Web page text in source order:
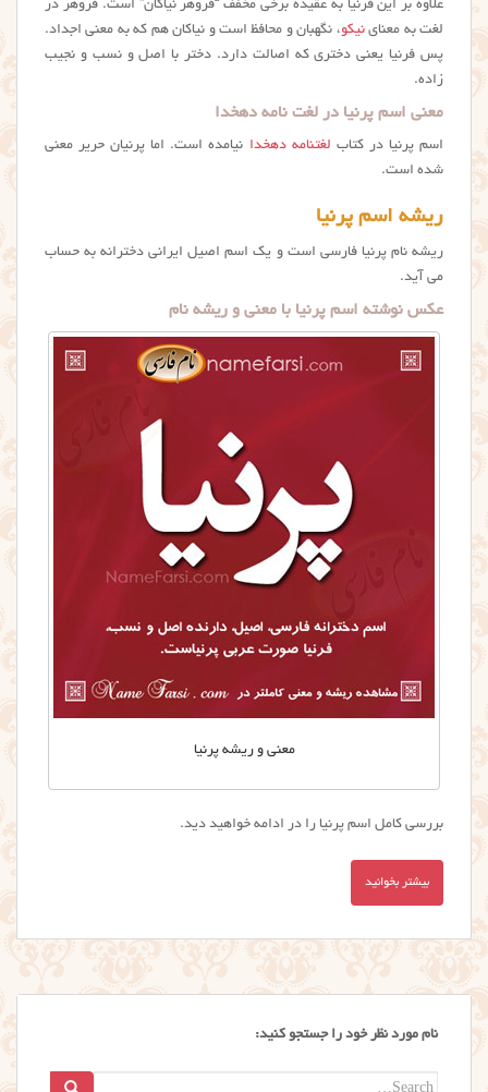
علاوه بر این فرنیا به عقیده برخی مخفف “فروهر نیاکان” است. فروهر در
لغت به معناینیکو، نگهبان و محافظ است و نیاکان هم که به معنی اجداد.
پس فرنیا یعنی دختری که اصالت دارد. دختر با اصل و نسب و نجیب
زاده.
معنی اسم پرنیا در لغت نامه دهخدا
اسم پرنیا در کتاب لغتنامه دهخدا نیامده است. اما پرنیان حریر معنی
شده است.
ریشه اسم پرنیا
ریشه نام پرنیا فارسی است و یک اسم اصیل ایرانی دخترانه به حساب
می آید.
عکس نوشته اسم پرنیا با معنی و ریشه نام
معنی و ریشه پرنیا
بررسی کامل اسم پرنيا را در ادامه خواهید دید.
بیشتر بخوانید
نام مورد نظر خود را جستجو کنید:
Search